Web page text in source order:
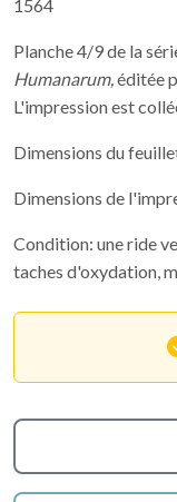
1564
Planche 4/9 de la
Humanarum,éditée
L'impression est
Dimensions du
Dimensions de
Condition: une ride
taches d'oxydation,